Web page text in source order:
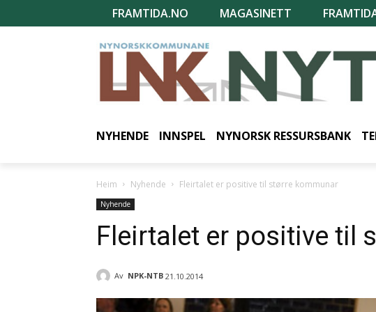
FRAMTIDA.NO MAGASINETT
NYHENDE INNSPEL NYNORSK RESSURSBANK
Heim Nyhende Fleirtalet er positive til større kommunar
Nyhende
Fleirtalet er positive til
Av NPK-NTB 21.10.2014